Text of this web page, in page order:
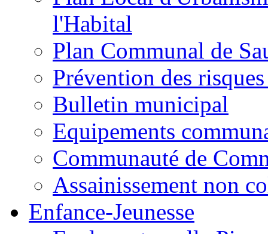
l'Habital
Plan Communal de
Prévention des
Bulletin municipal
Equipements
Communauté de
Assainissement non
Enfance-Jeunesse